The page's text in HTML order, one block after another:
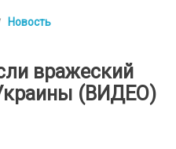
Новость
вражеский
(ВИДЕО)